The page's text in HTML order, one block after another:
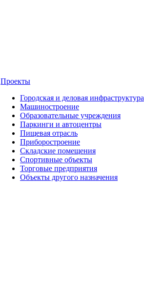
Проекты
Городская и деловая инфраструктура
Машиностроение
Образовательные учреждения
Паркинги и автоцентры
Пищевая отрасль
Приборостроение
Складские помещения
Спортивные объекты
Торговые предприятия
Объекты другого назначения